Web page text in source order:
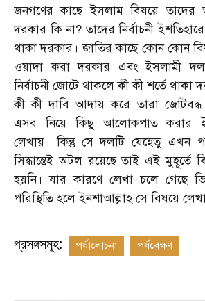
জনগণের কাছে ইসলাম বিষয়ে তাদের
দরকার কি না? তাদের নির্বাচনী
থাকা দরকার। জাতির কাছে কোন কোন
ওয়াদা করা দরকার এবং ইসলামী
নির্বাচনী জোটে থাকলে কী কী শর্তে
কী কী দাবি আদায় করে তারা জোটবদ্ধ
এসব নিয়ে কিছু আলোকপাত করার
লেখায়। কিন্তু সে দলটি যেহেতু এখন
সিদ্ধান্তেই অটল রয়েছে তাই এই মুহূর্তে
হয়নি। যার কারণে লেখা চলে গেছে
পরিস্থিতি হলে ইনশাআল্লাহ সে বিষয়ে
প্রসঙ্গসমূহ: পর্যালোচনা পর্যবেক্ষণ